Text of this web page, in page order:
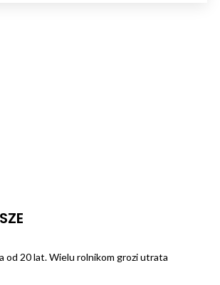
od 20 lat. Wielu rolnikom grozi utrata